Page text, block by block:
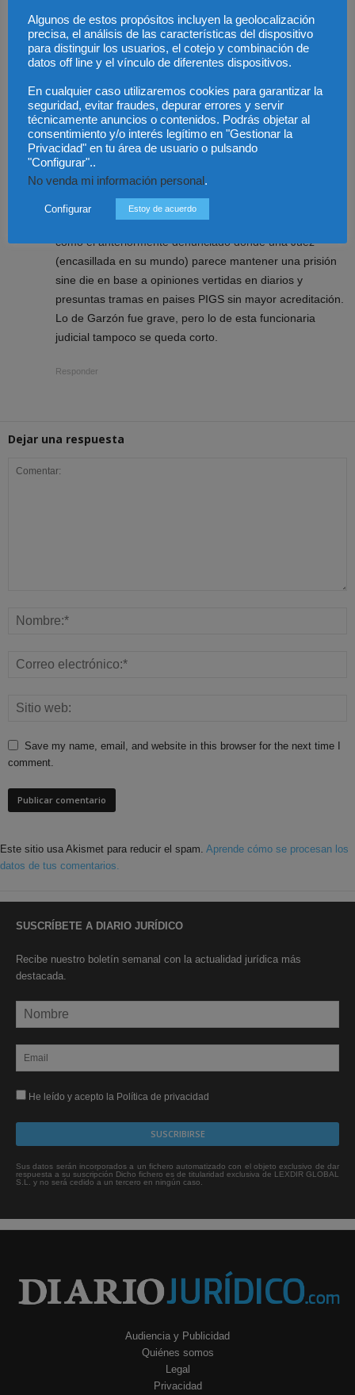
pudieron participar.
En cuanto a la judicatura, el que no haya oposiciones en
2012 y porque no ni en 2013 no es tan alarmante. Va en
la linea general del funcionariado todo y que cuenta con
la diferencia de que puede contar con el apoyo de los
profesionales acreditados para el ejercicio de tan
importante función como es la de juzgar y hacer ejecutar
lo juzgado en el marco del ordenamiento jurídico vigente,
Constitución al frente. Más importante es que ministro y
sobretodo Consejo General del Poder Judicial acometan
de oficio las actuaciones oportunas para evitar casos
como el anteriormente denunciado donde una Juez
(encasillada en su mundo) parece mantener una prisión
sine die en base a opiniones vertidas en diarios y
presuntas tramas en paises PIGS sin mayor acreditación.
Lo de Garzón fue grave, pero lo de esta funcionaria
judicial tampoco se queda corto.
Responder
Dejar una respuesta
Save my name, email, and website in this browser for the next time I
comment.
Este sitio usa Akismet para reducir el spam. Aprende cómo se procesan los
datos de tus comentarios.
SUSCRÍBETE A DIARIO JURÍDICO
Recibe nuestro boletín semanal con la actualidad jurídica más
destacada.
He leído y acepto la Política de privacidad
Sus datos serán incorporados a un fichero automatizado con el objeto exclusivo de dar
respuesta a su suscripción Dicho fichero es de titularidad exclusiva de LEXDIR GLOBAL
S.L. y no será cedido a un tercero en ningún caso.
Audiencia y Publicidad
Quiénes somos
Legal
Privacidad
Algunos de estos propósitos incluyen la geolocalización
precisa, el análisis de las características del dispositivo
para distinguir los usuarios, el cotejo y combinación de
datos off line y el vínculo de diferentes dispositivos.
En cualquier caso utilizaremos cookies para garantizar la
seguridad, evitar fraudes, depurar errores y servir
técnicamente anuncios o contenidos. Podrás objetar al
consentimiento y/o interés legítimo en "Gestionar la
Privacidad" en tu área de usuario o pulsando
"Configurar"..
No venda mi información personal .
Configurar Estoy de acuerdo